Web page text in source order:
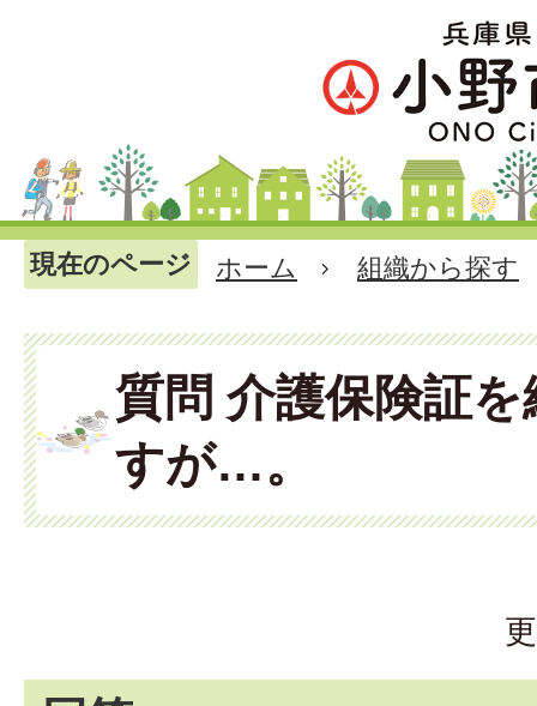
現在のページ ホーム 組織から探す
質問 介護保険証
すが…。